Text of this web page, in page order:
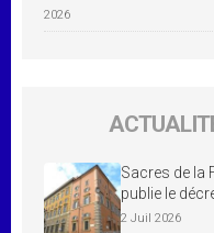
2026
Sacres de la
publie le
2 Juil 2026